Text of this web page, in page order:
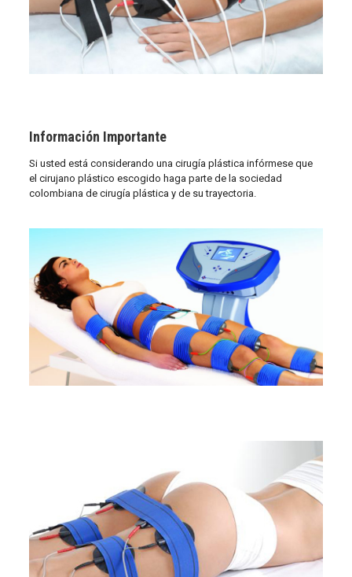
Información Importante
Si usted está considerando una cirugía plástica infórmese que
el cirujano plástico escogido haga parte de la sociedad
colombiana de cirugía plástica y de su trayectoria.